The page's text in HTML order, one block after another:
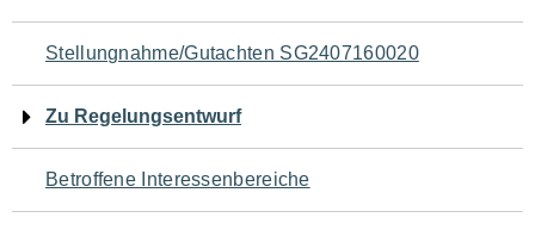
Navigation
für
den
Seiteninhalt
Stellungnahme/Gutachten SG2407160020
Zu Regelungsentwurf
Betroffene Interessenbereiche